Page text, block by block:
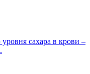
сахара в крови –